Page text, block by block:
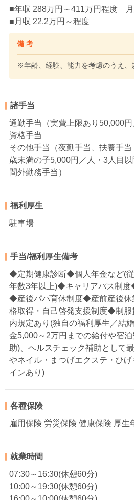
■年収 288万円～411万円程度
■月収 22.2万円～程度
備 考
※年齢、経験、能力を考慮のうえ、
諸手当
通勤手当（実費上限あり50,000円
資格手当
その他手当（夜勤手当、扶養手
歳未満の子5,000円／人・3人目
間外勤務手当）
福利厚生
駐車場
手当/福利厚生備考
◆定期健康診断◆個人年金など(
年数3年以上)◆キャリアパス制
◆産後パパ育休制度◆産前産後
格取得・自己啓発支援制度◆制
内規定あり(独自の福利厚生／結
金5,000～2万円までの給付や宿
助)、ヘルスチェック補助として
やネイル・まつげエクステ・ひ
インあり)
各種保険
雇用保険 労災保険 健康保険 厚生
就業時間
07:30～16:30(休憩60分)
10:00～19:30(休憩60分)